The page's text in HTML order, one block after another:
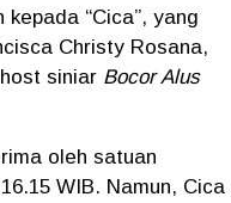
“Cica”, yang
Christy Rosana,
siniar Bocor Alus
oleh satuan
WIB. Namun, Cica